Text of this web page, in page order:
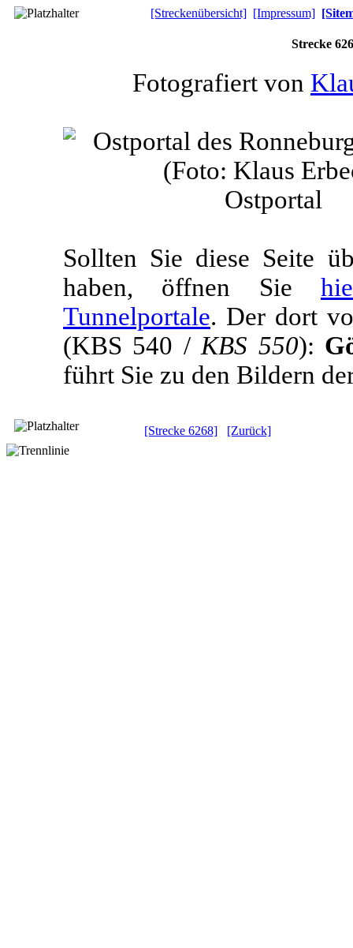
[Streckenübersicht] [Impressum]
Strecke
Fotografiert von
Ostportal
Sollten Sie diese Seite
haben, öffnen Sie
Tunnelportale. Der dort
(KBS 540 / KBS 550):
führt Sie zu den Bildern
[Strecke 6268] [Zurück]